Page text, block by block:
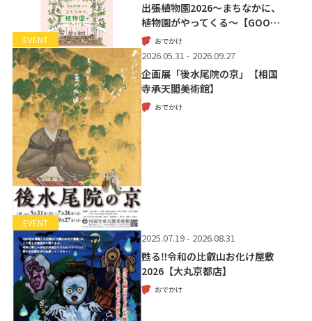
EVENT
出張植物園2026～まちなかに、
植物園がやってくる～【GOO…
おでかけ
EVENT
2026.05.31 - 2026.09.27
企画展「後水尾院の京」【相国
寺承天閣美術館】
おでかけ
2025.07.19 - 2026.08.31
甦る‼令和の比叡山お化け屋敷
2026【大丸京都店】
おでかけ